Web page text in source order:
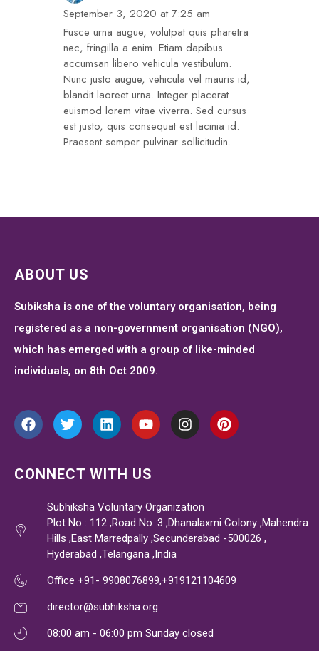
September 3, 2020 at 7:25 am
Fusce urna augue, volutpat quis pharetra
nec, fringilla a enim. Etiam dapibus
accumsan libero vehicula vestibulum.
Nunc justo augue, vehicula vel mauris id,
blandit laoreet urna. Integer placerat
euismod lorem vitae viverra. Sed cursus
est justo, quis consequat est lacinia id.
Praesent semper pulvinar sollicitudin.
ABOUT US
Subiksha is one of the voluntary organisation, being
registered as a non-government organisation (NGO),
which has emerged with a group of like-minded
individuals, on 8th Oct 2009.
CONNECT WITH US
Subhiksha Voluntary Organization
Plot No : 112 ,Road No :3 ,Dhanalaxmi Colony ,Mahendra
Hills ,East Marredpally ,Secunderabad -500026 ,
Hyderabad ,Telangana ,India
Office +91- 9908076899,+919121104609
director@subhiksha.org
08:00 am - 06:00 pm Sunday closed